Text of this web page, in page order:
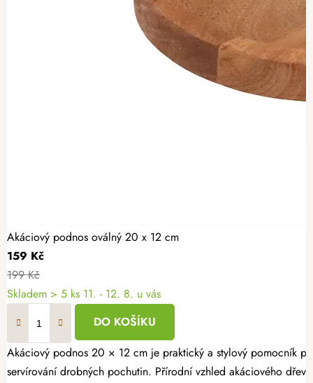
Akáciový podnos oválný 20 x 12 cm
159 Kč
199 Kč
Skladem > 5 ks 11. - 12. 8. u vás
DO KOŠÍKU
Akáciový podnos 20 × 12 cm je praktický a stylový pomocník
servírování drobných pochutin. Přírodní vzhled akáciového